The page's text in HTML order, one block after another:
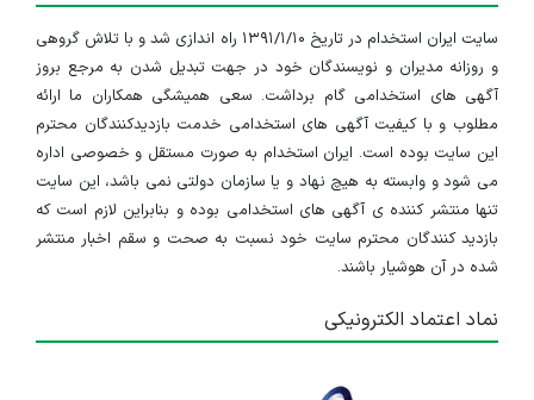
سایت ایران استخدام در تاریخ ۱۳۹۱/۱/۱۰ راه اندازی شد و با تلاش گروهی
و روزانه مدیران و نویسندگان خود در جهت تبدیل شدن به مرجع بروز
آگهی های استخدامی گام برداشت. سعی همیشگی همکاران ما ارائه
مطلوب و با کیفیت آگهی های استخدامی خدمت بازدیدکنندگان محترم
این سایت بوده است. ایران استخدام به صورت مستقل و خصوصی اداره
می شود و وابسته به هیچ نهاد و یا سازمان دولتی نمی باشد، این سایت
تنها منتشر کننده ی آگهی های استخدامی بوده و بنابراین لازم است که
بازدید کنندگان محترم سایت خود نسبت به صحت و سقم اخبار منتشر
شده در آن هوشیار باشند.
نماد اعتماد الکترونیکی